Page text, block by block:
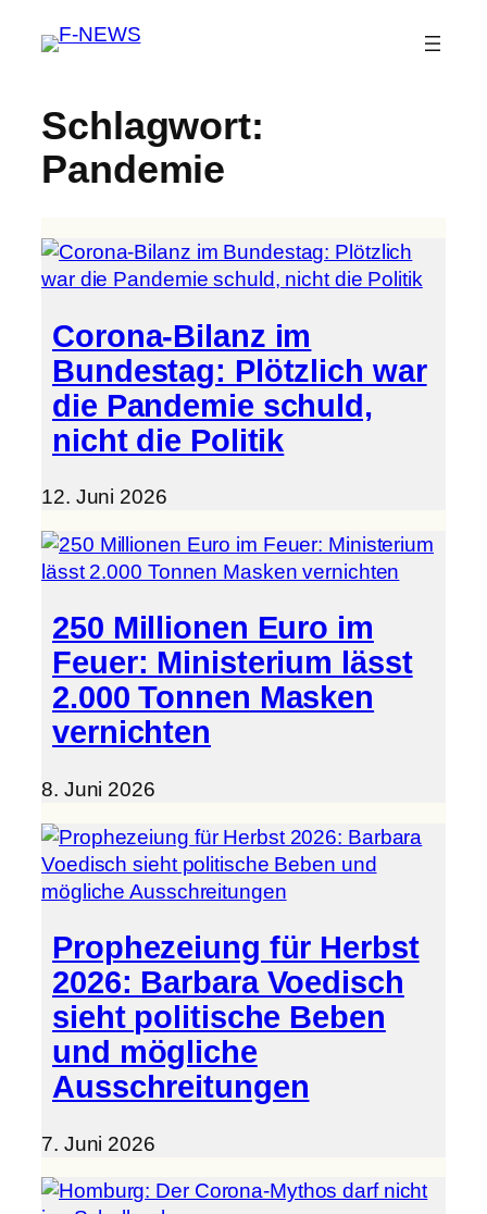
Schlagwort:
Pandemie
Corona-Bilanz im
Bundestag: Plötzlich war
die Pandemie schuld,
nicht die Politik
12. Juni 2026
250 Millionen Euro im
Feuer: Ministerium lässt
2.000 Tonnen Masken
vernichten
8. Juni 2026
Prophezeiung für Herbst
2026: Barbara Voedisch
sieht politische Beben
und mögliche
Ausschreitungen
7. Juni 2026